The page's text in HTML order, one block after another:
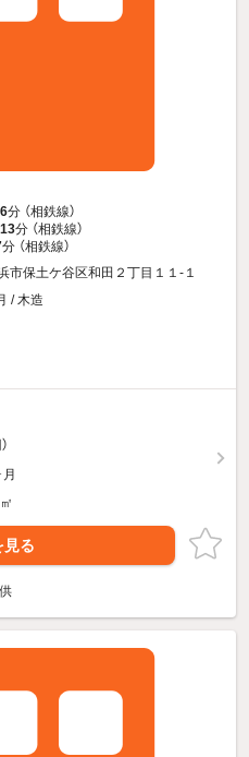
6分 （相鉄線）
13分 （相鉄線）
分 （相鉄線）
市保土ケ谷区和田２丁目１１-１
/ 木造
見る